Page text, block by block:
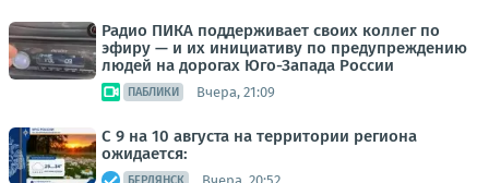
Радио ПИКА поддерживает своих коллег по
эфиру — и их инициативу по предупреждению
людей на дорогах Юго-Запада России
ПАБЛИКИ Вчера, 21:09
С 9 на 10 августа на территории региона
ожидается:
Вчера, 20:52